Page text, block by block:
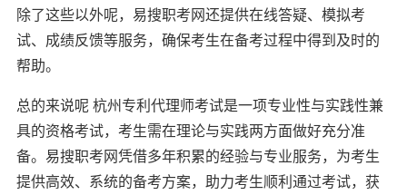
除了这些以外呢，易搜职考网还提供在线答疑、模拟考
试、成绩反馈等服务，确保考生在备考过程中得到及时的
帮助。
总的来说呢 杭州专利代理师考试是一项专业性与实践性兼
具的资格考试，考生需在理论与实践两方面做好充分准
备。易搜职考网凭借多年积累的经验与专业服务，为考生
提供高效、系统的备考方案，助力考生顺利通过考试，获